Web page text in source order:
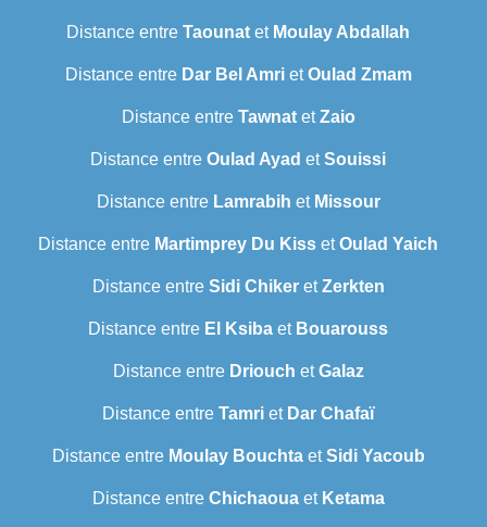
Distance entre Taounat et Moulay Abdallah
Distance entre Dar Bel AmrietOulad Zmam
Distance entre TawnatetZaio
Distance entre Oulad Ayad etSouissi
Distance entre Lamrabih et Missour
Distance entre Martimprey Du Kiss etOulad Yaich
Distance entre Sidi ChikeretZerkten
Distance entre El Ksiba et Bouarouss
Distance entre Driouch etGalaz
Distance entre Tamri et Dar Chafaï
Distance entre Moulay BouchtaetSidi Yacoub
Distance entre Chichaouaet Ketama